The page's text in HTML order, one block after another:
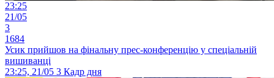
23:25
21/05
3
1684
Усик прийшов на фінальну прес-конференцію у спеціальній
вишиванці
23:25, 21/05 3 Кадр дня